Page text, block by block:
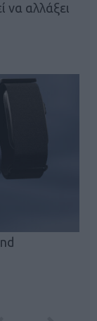
να αλλάξει